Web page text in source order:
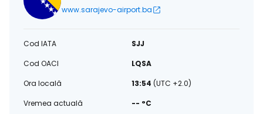
www.sarajevo-airport.ba
Cod IATA
SJJ
Cod OACI
LQSA
Ora locală
13:54 (UTC +2.0)
Vremea actuală
-- °C